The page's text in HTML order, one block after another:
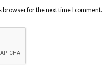
browser for the next time I comment.